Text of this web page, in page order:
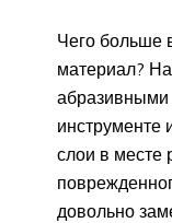
Чего больше
материал?
абразивными
инструменте
слои в месте
довольно